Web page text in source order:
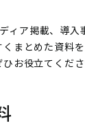
ィア掲載、導入
まとめた資料を
お役立てくださ